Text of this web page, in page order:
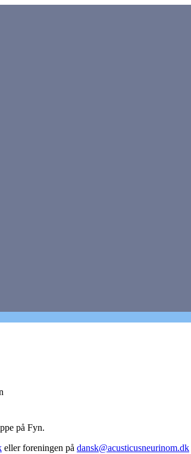
på Fyn.
eller foreningen på dansk@acusticusneurinom.dk